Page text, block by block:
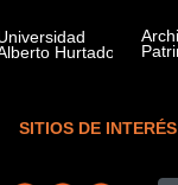
SITIOS DE INTERÉS